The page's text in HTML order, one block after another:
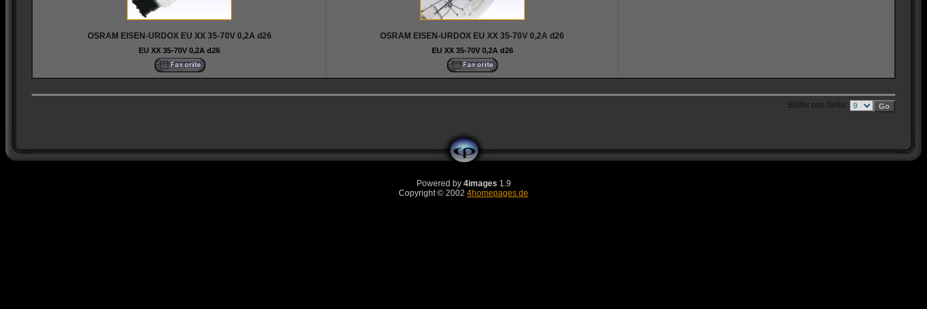
OSRAM EISEN-URDOX EU XX 35-70V 0,2A d26
EU XX 35-70V 0,2A d26
OSRAM EISEN-URDOX EU XX 35-70V 0,2A d26
EU XX 35-70V 0,2A d26
Bilder pro Seite:
Powered by 4images 1.9
Copyright © 2002 4homepages.de